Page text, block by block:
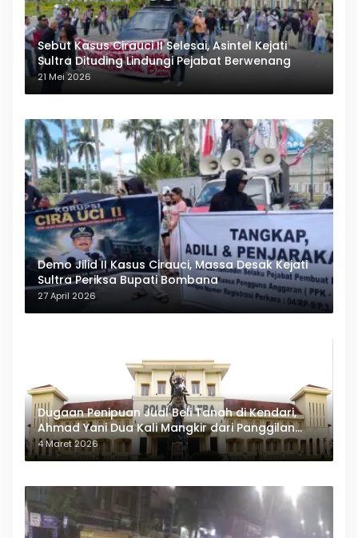
Sebut Kasus Cirauci II Selesai, Asintel Kejati
Sultra Dituding Lindungi Pejabat Berwenang
21 Mei 2026
Demo Jilid II Kasus Cirauci, Massa Desak Kejati
Sultra Periksa Bupati Bombana
27 April 2026
Dugaan Penipuan Jual Beli Tanah di Kendari,
Ahmad Yani Dua Kali Mangkir dari Panggilan
Polda Sultra
4 Maret 2026